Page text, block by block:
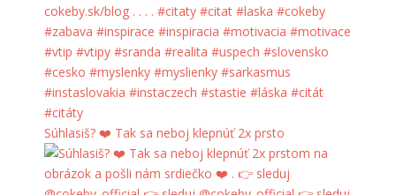
Súhlasiš? ❤️ Tak sa neboj klepnúť 2x prsto